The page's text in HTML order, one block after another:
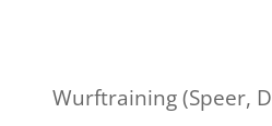
Wurftraining (Speer,